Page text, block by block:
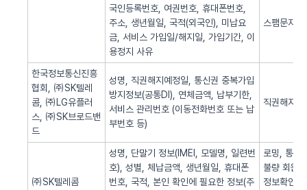
국인등록번호, 여권번호, 휴대폰번호,
주소, 생년월일, 국적(외국인), 미납요
금, 서비스 가입일/해지일, 가입기간, 이
용정지 사유
스팸문자
한국정보통신진흥
협회, ㈜SK텔레
콤, ㈜LG유플러
스, ㈜SK브로드밴
드
성명, 직권해지예정일, 통신권 중복가입
방지정보(공통DI), 연체금액, 납부기한,
서비스 관리번호 (이동전화번호 또는 납
부번호 등)
직권해지
㈜SK텔레콤
성명, 단말기 정보(IMEI, 모델명, 일련번
호), 성별, 체납금액, 생년월일, 휴대폰
번호, 국적, 본인 확인에 필요한 정보(주
로밍, 통화
불량 회원
정보확인,